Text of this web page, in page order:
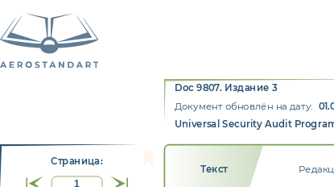
Doc 9807. Издание 3
Документ обновлён на дату:
Universal Security Audit
Страницa:
Текст